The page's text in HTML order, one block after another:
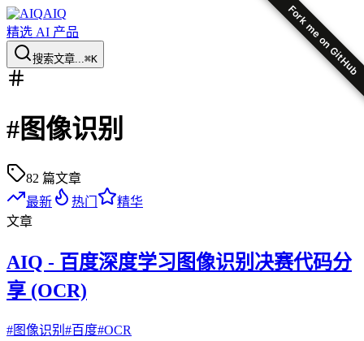
Fork me on GitHub
AIQ
精选 AI 产品
搜索文章...⌘K
#图像识别
82 篇文章
最新
热门
精华
文章
AIQ - 百度深度学习图像识别决赛代码分
享 (OCR)
#图像识别 #百度#OCR